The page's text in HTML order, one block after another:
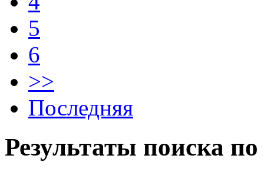
5
6
>>
Последняя
Результаты поиска по